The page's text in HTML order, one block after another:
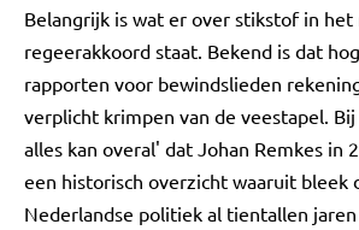
Belangrijk is wat er over stikstof in het
regeerakkoord staat. Bekend is dat
rapporten voor bewindslieden
verplicht krimpen van de veestapel.
alles kan overal' dat Johan Remkes in
een historisch overzicht waaruit bleek
Nederlandse politiek al tientallen